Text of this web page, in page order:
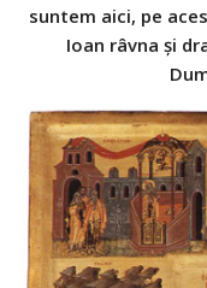
suntem aici, pe
Ioan râvna și